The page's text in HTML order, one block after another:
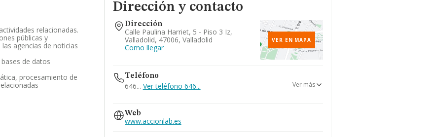
relacionadas.
públicas y
agencias de noticias
de datos
procesamiento de
Dirección y contacto
Dirección
Calle Paulina Harriet, 5 - Piso 3 Iz,
Valladolid, 47006, Valladolid
Como llegar
VER EN MAPA
Teléfono
646... Ver teléfono 646...
983183283
609...
Ver teléfono 609...
Ver más
Web
www.accionlab.es